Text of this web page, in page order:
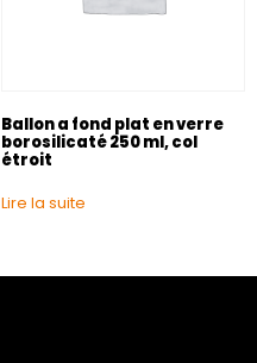
Ballon a fond plat en verre
borosilicaté 250 ml, col
étroit
Lire la suite